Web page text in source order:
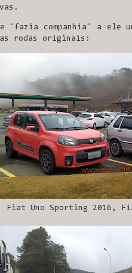
"fazia companhia" a ele
rodas originais:
Fiat Uno Sporting 2016,